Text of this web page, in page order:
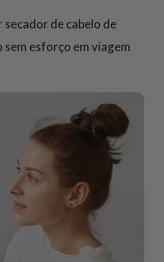
de cabelo de
sem esforço em viagem